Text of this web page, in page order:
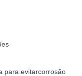
para evitarcorrosão